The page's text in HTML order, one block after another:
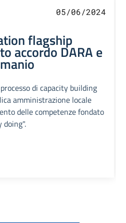
05/06/2024
flagship
accordo DARA e
di capacity building
amministrazione locale
delle competenze fondato
doing".